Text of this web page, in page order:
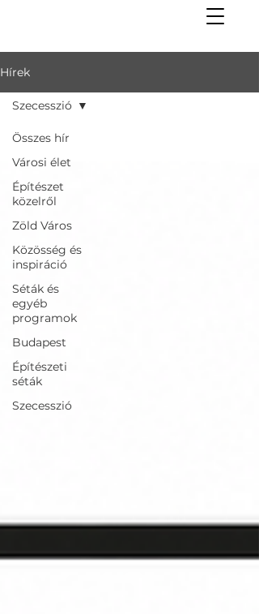
Hírek
Összes hír
Városi élet
Építészet
közelről
Zöld Város
Közösség és
inspiráció
Séták és
egyéb
programok
Budapest
Építészeti
séták
Szecesszió
Szecesszió